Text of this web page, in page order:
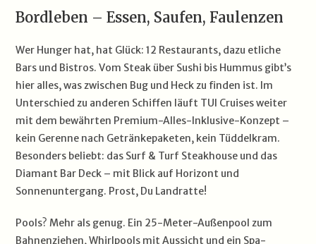
Bordleben – Essen, Saufen, Faulenzen
Wer Hunger hat, hat Glück: 12 Restaurants, dazu etliche
Bars und Bistros. Vom Steak über Sushi bis Hummus gibt’s
hier alles, was zwischen Bug und Heck zu finden ist. Im
Unterschied zu anderen Schiffen läuft TUI Cruises weiter
mit dem bewährten Premium-Alles-Inklusive-Konzept –
kein Gerenne nach Getränkepaketen, kein Tüddelkram.
Besonders beliebt: das Surf & Turf Steakhouse und das
Diamant Bar Deck – mit Blick auf Horizont und
Sonnenuntergang. Prost, Du Landratte!
Pools? Mehr als genug. Ein 25-Meter-Außenpool zum
Bahnenziehen, Whirlpools mit Aussicht und ein Spa-